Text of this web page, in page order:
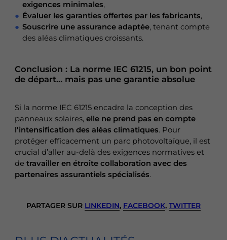
exigences minimales,
Évaluer les garanties offertes par les fabricants,
Souscrire une assurance adaptée, tenant compte
des aléas climatiques croissants.
Conclusion : La norme IEC 61215, un bon point
de départ… mais pas une garantie absolue
Si la norme IEC 61215 encadre la conception des
panneaux solaires, elle ne prend pas en compte
l’intensification des aléas climatiques. Pour
protéger efficacement un parc photovoltaïque, il est
crucial d’aller au-delà des exigences normatives et
de travailler en étroite collaboration avec des
partenaires assurantiels spécialisés.
PARTAGER SUR LINKEDIN, FACEBOOK, TWITTER